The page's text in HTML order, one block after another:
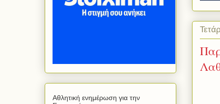
Αθλητική ενημέρωση για την